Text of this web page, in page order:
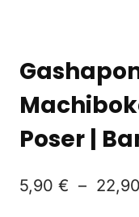
Poser |
5,90 € – 22,90